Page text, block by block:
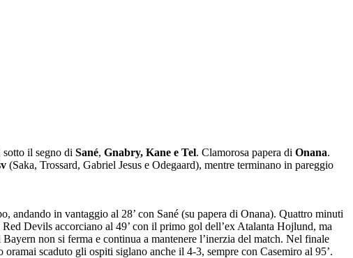
sotto il segno di Sané, Gnabry, Kane e Tel. Clamorosa papera di Onana.
(Saka, Trossard, Gabriel Jesus e Odegaard), mentre terminano in pareggio
in vantaggio al 28’ con Sané (su papera di Onana). Quattro minuti
Devils accorciano al 49’ con il primo gol dell’ex Atalanta Hojlund, ma
non si ferma e continua a mantenere l’inerzia del match. Nel finale
scaduto gli ospiti siglano anche il 4-3, sempre con Casemiro al 95’.